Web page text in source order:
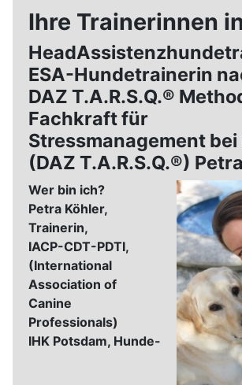
Ihre Trainerinnen
ESA-Hundetrainerin
DAZ T.A.R.S.Q.®
Fachkraft für
Stressmanagement
(DAZ T.A.R.S.Q.®)
Wer bin ich?
Petra Köhler,
Trainerin,
IACP-CDT-PDTI,
(International
Association of
Canine
Professionals)
IHK Potsdam, Hunde-